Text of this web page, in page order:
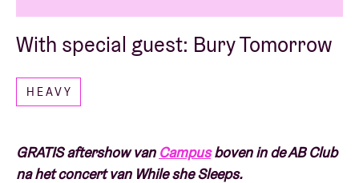
With special guest: Bury Tomorrow
HEAVY
GRATIS aftershow van Campusboven in de AB Club
na het concert van While she Sleeps.